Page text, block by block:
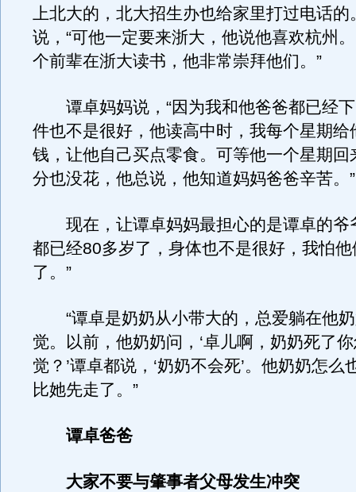
上北大的，北大招生办也给家里打过电话的
说，“可他一定要来浙大，他说他喜欢杭州
个前辈在浙大读书，他非常崇拜他们。”
谭卓妈妈说，“因为我和他爸爸都已经下
件也不是很好，他读高中时，我每个星期给
钱，让他自己买点零食。可等他一个星期回
分也没花，他总说，他知道妈妈爸爸辛苦。”
现在，让谭卓妈妈最担心的是谭卓的爷
都已经80多岁了，身体也不是很好，我怕
了。”
“谭卓是奶奶从小带大的，总爱躺在他奶
觉。以前，他奶奶问，‘卓儿啊，奶奶死了
觉？’谭卓都说，‘奶奶不会死’。他奶奶怎么
比她先走了。”
谭卓爸爸
大家不要与肇事者父母发生冲突